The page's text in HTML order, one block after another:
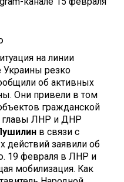
на линии
Украины резко
об активных
Они привели в том
гражданской
главы ЛНР и ДНР
в связи с
действий заявили об
19 февраля в ЛНР и
мобилизация. Как